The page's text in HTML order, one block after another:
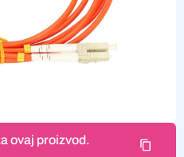
ovaj proizvod.